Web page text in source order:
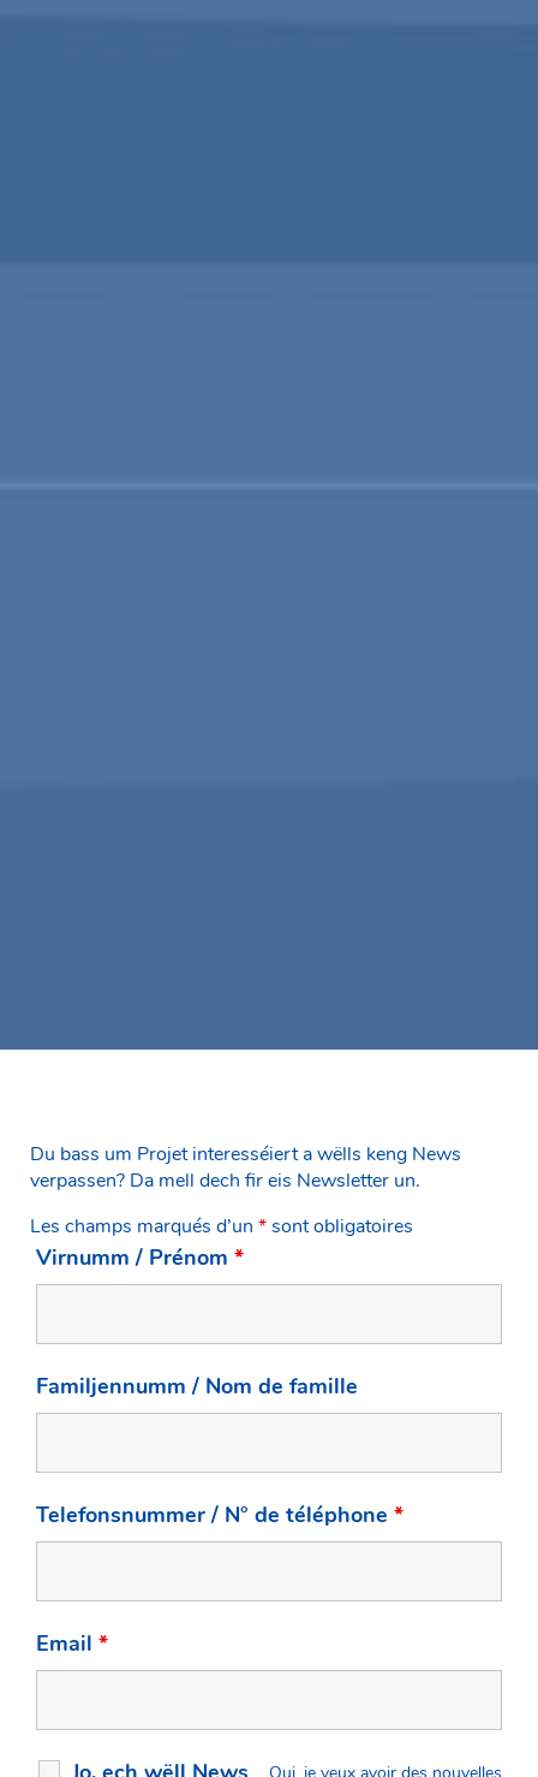
Du bass um Projet interesséiert a wëlls keng News
verpassen? Da mell dech fir eis Newsletter un.
Les champs marqués d’un *sont obligatoires
Virnumm / Prénom *
Familjennumm / Nom de famille
Telefonsnummer / N° de téléphone *
Email *
Oui, je veux avoir des nouvelles